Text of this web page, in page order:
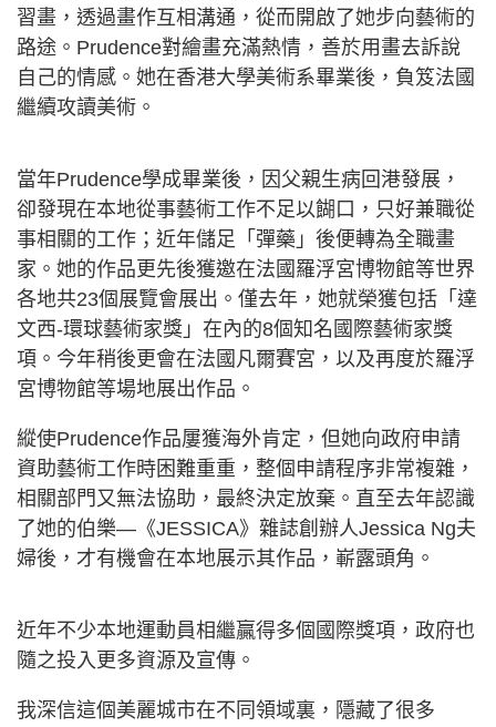
習畫，透過畫作互相溝通，從而開啟了她步向藝術的
路途。Prudence對繪畫充滿熱情，善於用畫去訴說
自己的情感。她在香港大學美術系畢業後，負笈法國
繼續攻讀美術。
當年Prudence學成畢業後，因父親生病回港發展，
卻發現在本地從事藝術工作不足以餬口，只好兼職從
事相關的工作；近年儲足「彈藥」後便轉為全職畫
家。她的作品更先後獲邀在法國羅浮宮博物館等世界
各地共23個展覽會展出。僅去年，她就榮獲包括「達
文西-環球藝術家獎」在內的8個知名國際藝術家獎
項。今年稍後更會在法國凡爾賽宮，以及再度於羅浮
宮博物館等場地展出作品。
縱使Prudence作品屢獲海外肯定，但她向政府申請
資助藝術工作時困難重重，整個申請程序非常複雜，
相關部門又無法協助，最終決定放棄。直至去年認識
了她的伯樂—《JESSICA》雜誌創辦人Jessica Ng夫
婦後，才有機會在本地展示其作品，嶄露頭角。
近年不少本地運動員相繼贏得多個國際獎項，政府也
隨之投入更多資源及宣傳。
我深信這個美麗城市在不同領域裏，隱藏了很多